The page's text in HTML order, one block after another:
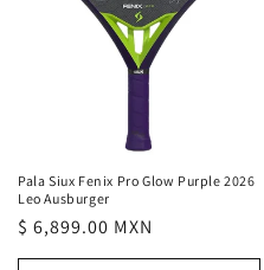
Pala Siux Fenix Pro Glow Purple 2026
Leo Ausburger
Precio
habitual
$ 6,899.00 MXN